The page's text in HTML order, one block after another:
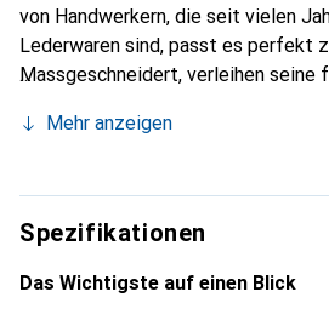
von Handwerkern, die seit vielen
Lederwaren sind, passt es perfekt
Massgeschneidert, verleihen seine
unverzichtbaren Accessoire für Ihr
die Marke Noreve eine sichere
anspruchsvolle Kundschaft.
Mehr anzeigen
Spezifikationen
Das Wichtigste auf einen Blick